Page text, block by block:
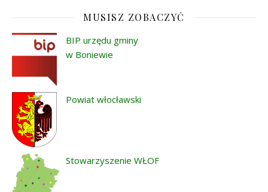
MUSISZ ZOBACZYĆ
BIP urzędu gminy
w Boniewie
Powiat włocławski
Stowarzyszenie WŁOF